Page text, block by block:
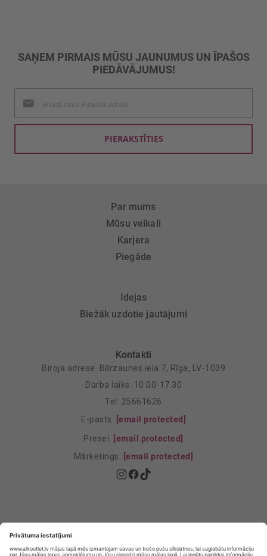
SAŅEM PIRMAIS MŪSU JAUNUMUS UN ĪPAŠOS
PIEDĀVĀJUMUS!
jaunumu
saņemšanai:
PIERAKSTĪTIES
Par mums
Mūsu veikali
Karjera
Piegāde
Idejas
Biežāk uzdotie jautājumi
Kontakti
Biroja adrese: Bērzaunes iela 7, Rīga, LV-1039
Darba laiks: 10.00-17.30
Tel: 25661626
E-pasts: [email protected]
Presei: [email protected]
Mārketings: [email protected]
Privātuma Iestatījumi